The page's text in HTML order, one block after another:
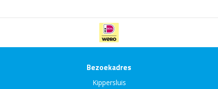
Bezoekadres
Kippersluis